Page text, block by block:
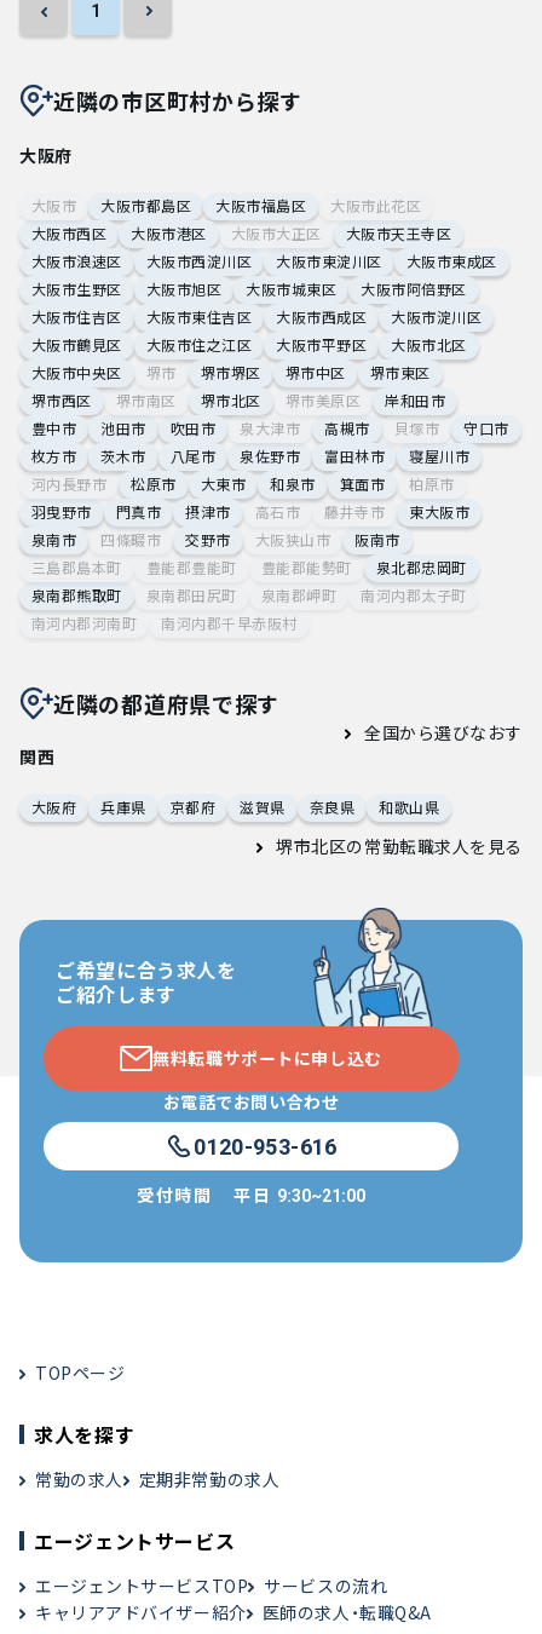
1
近隣の市区町村から探す
大阪府
大阪市 大阪市都島区 大阪市福島区
大阪市此花区
大阪市西区
大阪市港区 大阪市大正区
大阪市天王寺区
大阪市浪速区
大阪市西淀川区 大阪市東淀川区
大阪市東成区
大阪市生野区
大阪市旭区 大阪市城東区
大阪市阿倍野区
大阪市住吉区
大阪市東住吉区 大阪市西成区
大阪市淀川区
大阪市鶴見区
大阪市住之江区 大阪市平野区
大阪市北区
大阪市中央区
堺市 堺市堺区 堺市中区
堺市東区
堺市西区
堺市南区 堺市北区 堺市美原区
岸和田市
豊中市
池田市 吹田市 泉大津市 高槻市 貝塚市
守口市
枚方市
茨木市 八尾市 泉佐野市 富田林市
寝屋川市
河内長野市
松原市 大東市 和泉市 箕面市
柏原市
羽曳野市
門真市 摂津市 高石市 藤井寺市
東大阪市
泉南市
四條畷市 交野市 大阪狭山市
阪南市
三島郡島本町
豊能郡豊能町 豊能郡能勢町
泉北郡忠岡町
泉南郡熊取町
泉南郡田尻町 泉南郡岬町
南河内郡太子町
南河内郡河南町
南河内郡千早赤阪村
近隣の都道府県で探す
全国から選びなおす
関西
大阪府 兵庫県 京都府 滋賀県 奈良県 和歌山県
堺市北区の常勤転職求人を見る
ご希望に合う求人を
ご紹介します
無料転職サポートに申し込む
お電話でお問い合わせ
0120-953-616
受付時間 平日 9:30~21:00
TOPページ
求人を探す
常勤の求人 定期非常勤の求人
エージェントサービス
エージェントサービスTOP
サービスの流れ
キャリアアドバイザー紹介
医師の求人・転職Q&A